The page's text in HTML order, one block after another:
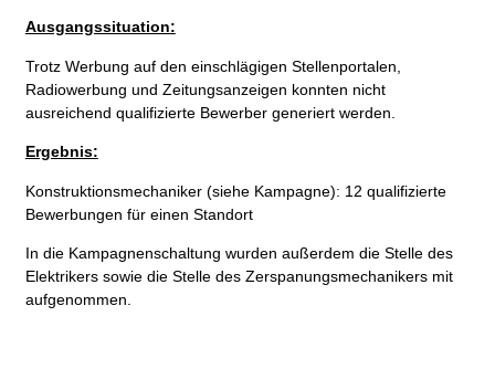
Ausgangssituation:
Trotz Werbung auf den einschlägigen Stellenportalen,
Radiowerbung und Zeitungsanzeigen konnten nicht
ausreichend qualifizierte Bewerber generiert werden.
Ergebnis:
Konstruktionsmechaniker (siehe Kampagne): 12 qualifizierte
Bewerbungen für einen Standort
In die Kampagnenschaltung wurden außerdem die Stelle des
Elektrikers sowie die Stelle des Zerspanungsmechanikers mit
aufgenommen.